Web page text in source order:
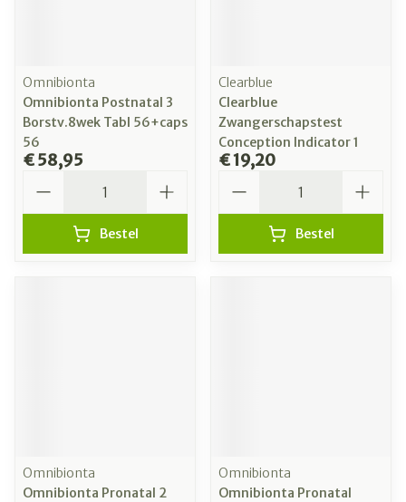
Omnibionta
Omnibionta Postnatal 3
Borstv.8wek Tabl 56+caps
56
€ 58,95
Bestel
Clearblue
Clearblue
Zwangerschapstest
Conception Indicator 1
€ 19,20
Bestel
Omnibionta
Omnibionta Pronatal 2
Omnibionta
Omnibionta Pronatal